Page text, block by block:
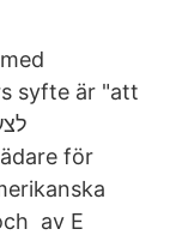
syfte är "att
för
av E